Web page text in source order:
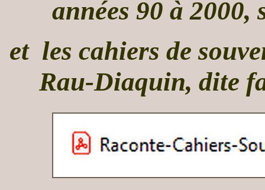
années 90 à 2000,
et les cahiers de
Rau-Diaquin, dite